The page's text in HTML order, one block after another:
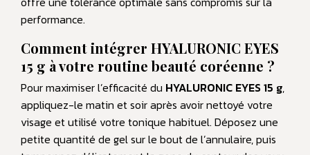
performance.
Comment intégrer HYALURONIC EYES
15 g à votre routine beauté coréenne ?
Pour maximiser l’efficacité du HYALURONIC EYES 15 g,
appliquez-le matin et soir après avoir nettoyé votre
visage et utilisé votre tonique habituel. Déposez une
petite quantité de gel sur le bout de l’annulaire, puis